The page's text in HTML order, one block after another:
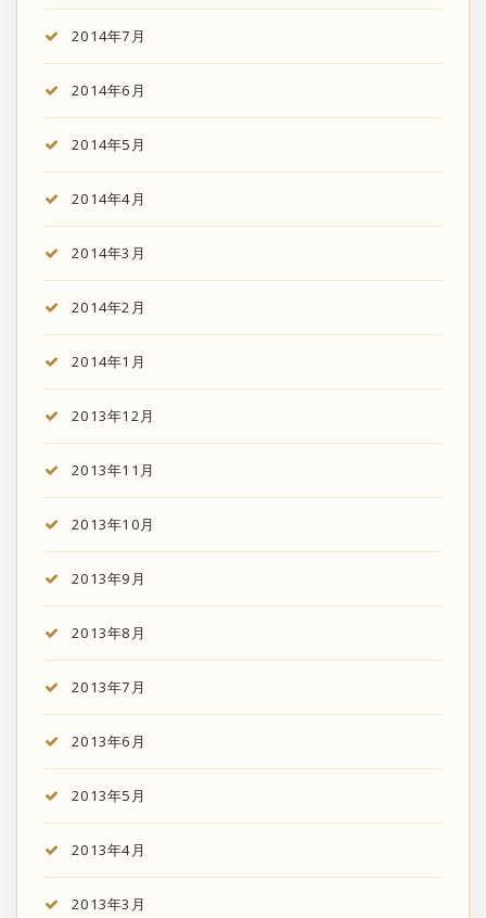
2014年7月
2014年6月
2014年5月
2014年4月
2014年3月
2014年2月
2014年1月
2013年12月
2013年11月
2013年10月
2013年9月
2013年8月
2013年7月
2013年6月
2013年5月
2013年4月
2013年3月